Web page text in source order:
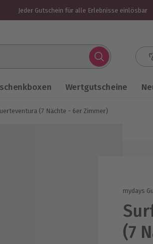
Jeder Gutschein für alle Erlebnisse einlösbar
Wertgutscheine
(7 Nächte - 6er Zimmer)
mydays
(7